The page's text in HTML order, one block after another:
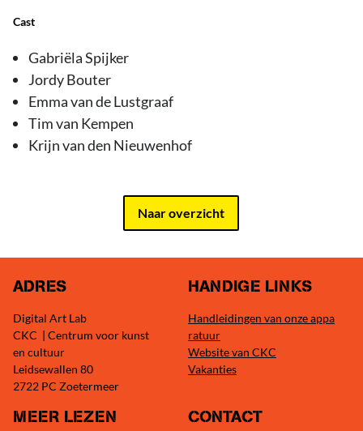
Cast
Gabriëla Spijker
Jordy Bouter
Emma van de Lustgraaf
Tim van Kempen
Krijn van den Nieuwenhof
Naar overzicht
ADRES
Digital Art Lab
CKC | Centrum voor kunst
en cultuur
Leidsewallen 80
2722 PC Zoetermeer
HANDIGE LINKS
Handleidingen van onze appa
ratuur
Website van CKC
Vakanties
MEER LEZEN CONTACT